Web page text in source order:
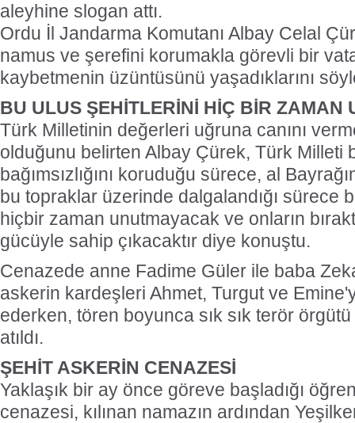
aleyhine slogan attı.
Ordu İl Jandarma Komutanı Albay Celal
namus ve şerefini korumakla görevli bir
kaybetmenin üzüntüsünü yaşadıklarını
BU ULUS ŞEHİTLERİNİ HİÇ BİR ZAMAN
Türk Milletinin değerleri uğruna canını
olduğunu belirten Albay Çürek, Türk
bağımsızlığını koruduğu sürece, al
bu topraklar üzerinde dalgalandığı sürece
hiçbir zaman unutmayacak ve onların
gücüyle sahip çıkacaktır diye konuştu.
Cenazede anne Fadime Güler ile baba
askerin kardeşleri Ahmet, Turgut ve
ederken, tören boyunca sık sık terör
atıldı.
ŞEHİT ASKERİN CENAZESİ
Yaklaşık bir ay önce göreve başladığı
cenazesi, kılınan namazın ardından